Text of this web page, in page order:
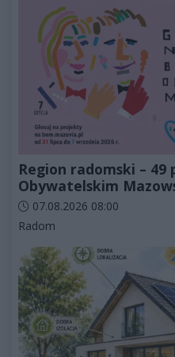
Region radomski –
Obywatelskim
Data dodania artykułu:
07.08.2026 08:00
Kategorie artykułu:
Radom